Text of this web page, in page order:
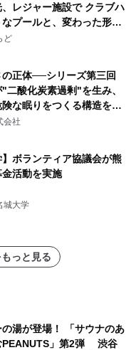
レジャー施設で クラブハ
プールと、変わった形の
THE BOXY AWAJI」のお
連泊プランで
ど
の正体──シリーズ第三回
二酸化炭素過剰"を生み、
な眠りをつくる構造を解
会社
】ボランティア協議会が熊
活動を実施
大学
っと見る
の湯が登場！ 「サウナのあ
PEANUTS」第2弾 渋谷